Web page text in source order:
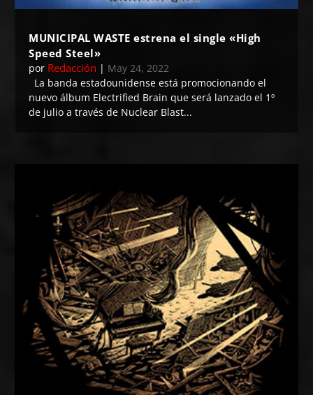
MUNICIPAL WASTE estrena el single «High
Speed Steel»
por Redacción | May 24, 2022
La banda estadounidense está promocionando el
nuevo álbum Electrified Brain que será lanzado el 1º
de julio a través de Nuclear Blast...